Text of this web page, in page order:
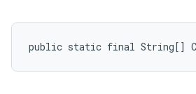
public static final String[]